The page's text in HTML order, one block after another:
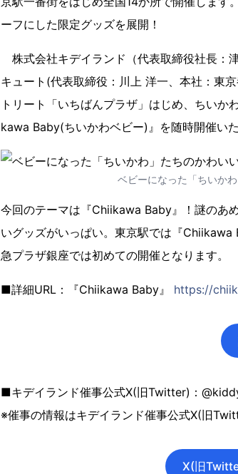
ーフにした限定グッズを展開！
株式会社キデイランド（代表取締役社長：
キュート(代表取締役：川上 洋一、本社：東
トリート「いちばんプラザ」はじめ、ちい
kawa Baby(ちいかわベビー)』を随時開催いた
ベビーになった「ちいか
今回のテーマは『Chiikawa Baby』！謎のあ
いグッズがいっぱい。東京駅では『
急プラザ銀座では初めての開催となります。
■詳細URL：『Chiikawa Baby』 https://
■キデイランド催事公式X(旧Twitter)：
※催事の情報はキデイランド催事公式X(旧
X(旧